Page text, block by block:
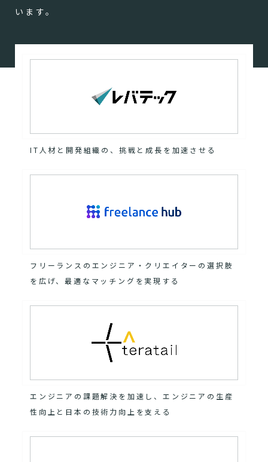
います。
IT人材と開発組織の、挑戦と成長を加速させる
フリーランスのエンジニア・クリエイターの選択肢
を広げ、最適なマッチングを実現する
エンジニアの課題解決を加速し、エンジニアの生産
性向上と日本の技術力向上を支える